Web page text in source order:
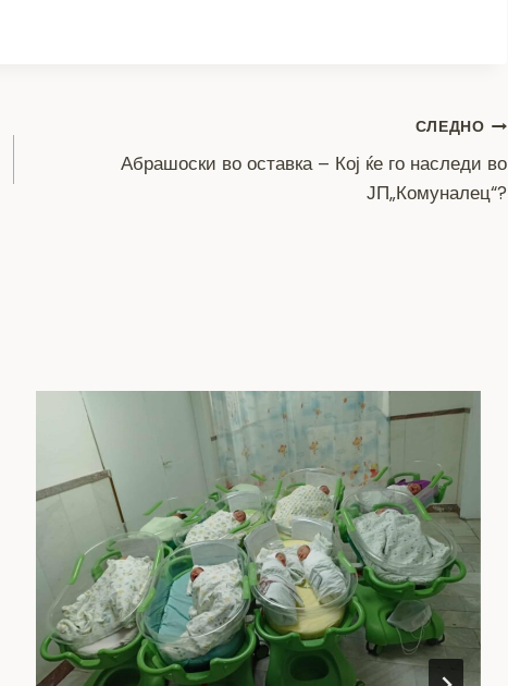
СЛЕДНО
Абрашоски во оставка – Кој ќе го наследи во
ЈП„Комуналец“?